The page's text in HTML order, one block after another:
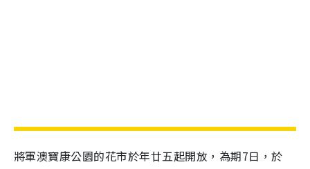
將軍澳寶康公園的花市於年廿五起開放，為期7日，於